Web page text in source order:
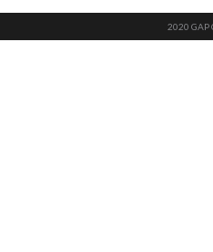
2020 GAP